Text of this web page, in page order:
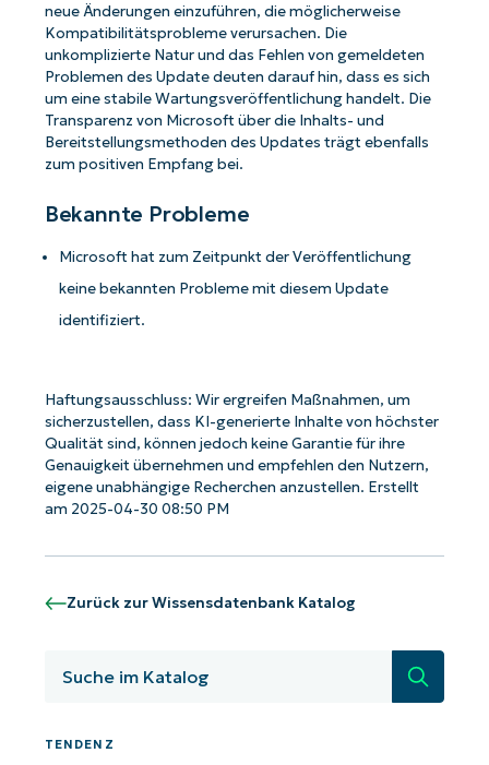
neue Änderungen einzuführen, die möglicherweise
Kompatibilitätsprobleme verursachen. Die
unkomplizierte Natur und das Fehlen von gemeldeten
Problemen des Update deuten darauf hin, dass es sich
um eine stabile Wartungsveröffentlichung handelt. Die
Transparenz von Microsoft über die Inhalts- und
Bereitstellungsmethoden des Updates trägt ebenfalls
zum positiven Empfang bei.
Bekannte Probleme
Microsoft hat zum Zeitpunkt der Veröffentlichung
keine bekannten Probleme mit diesem Update
identifiziert.
Haftungsausschluss: Wir ergreifen Maßnahmen, um
sicherzustellen, dass KI-generierte Inhalte von höchster
Qualität sind, können jedoch keine Garantie für ihre
Genauigkeit übernehmen und empfehlen den Nutzern,
eigene unabhängige Recherchen anzustellen. Erstellt
am 2025-04-30 08:50 PM
Zurück zur Wissensdatenbank Katalog
Suche
TENDENZ
Starten Sie mit NinjaOne AI-gesteuerten
First